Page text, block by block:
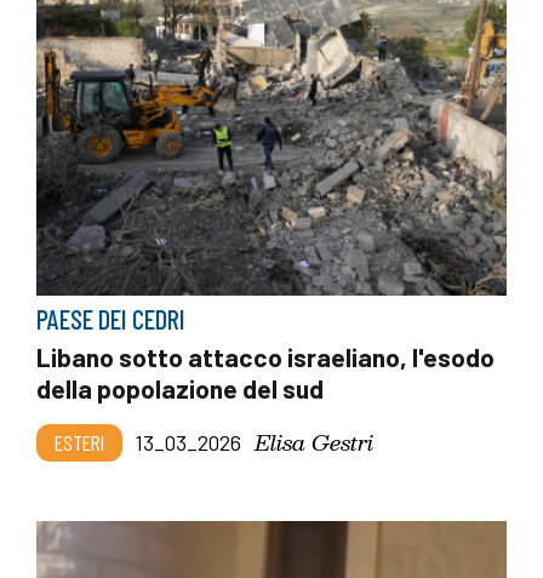
PAESE DEI CEDRI
Libano sotto attacco israeliano, l'esodo
della popolazione del sud
ESTERI 13_03_2026 Elisa Gestri